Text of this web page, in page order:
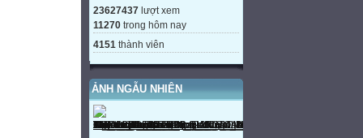
23627437 lượt xem
11270 trong hôm nay
4151 thành viên
ẢNH NGẪU NHIÊN